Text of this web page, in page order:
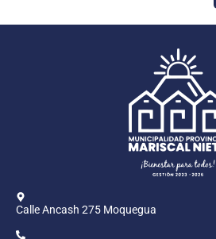
Calle Ancash 275 Moquegua